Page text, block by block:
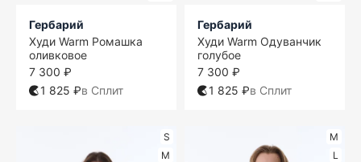
Гербарий
Худи Warm Ромашка
оливковое
7 300 ₽
1 825 ₽в Сплит
Гербарий
Худи Warm Одуванчик
голубое
7 300 ₽
1 825 ₽в Сплит
S
M
M
L